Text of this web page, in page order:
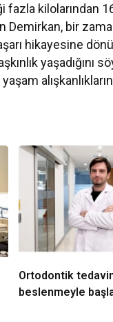
fazla kilolarından
Demirkan, bir
hikayesine
yaşadığını
Ortodontik
beslenmeyle